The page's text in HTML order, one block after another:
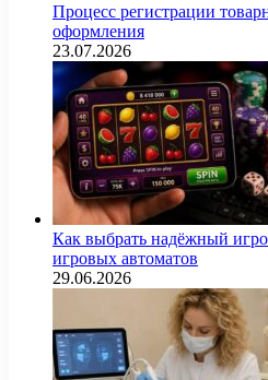
Процесс регистрации
оформления
23.07.2026
Как выбрать надёжный
игровых автоматов
29.06.2026